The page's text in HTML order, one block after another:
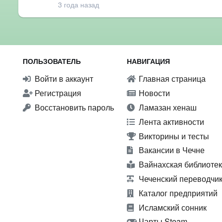
3 года назад
ПОЛЬЗОВАТЕЛЬ
Войти в аккаунт
Регистрация
Восстановить пароль
НАВИГАЦИЯ
Главная страница
Новости
Ламазан хенаш
Лента активности
Викторины и тесты
Вакансии в Чечне
Вайнахская
Чеченский
Каталог предприятий
Исламский сонник